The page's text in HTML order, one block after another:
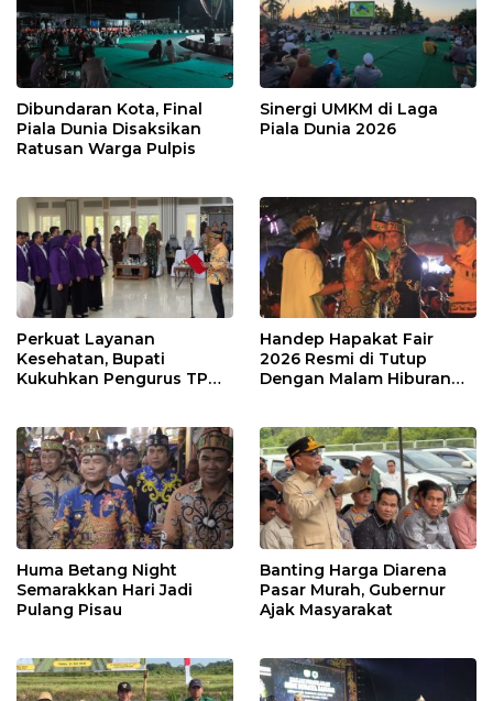
Dibundaran Kota, Final
Piala Dunia Disaksikan
Ratusan Warga Pulpis
Sinergi UMKM di Laga
Piala Dunia 2026
Perkuat Layanan
Kesehatan, Bupati
Kukuhkan Pengurus TP
Handep Hapakat Fair
2026 Resmi di Tutup
Dengan Malam Hiburan
Huma Betang Night
Semarakkan Hari Jadi
Pulang Pisau
Banting Harga Diarena
Pasar Murah, Gubernur
Ajak Masyarakat